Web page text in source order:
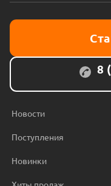
8
Новости
Поступления
Новинки